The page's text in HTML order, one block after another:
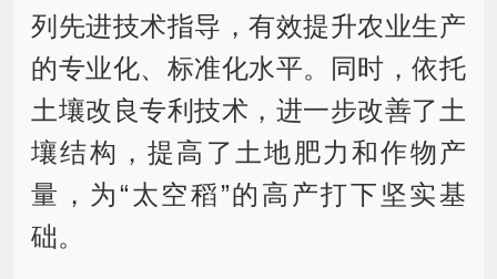
列先进技术指导，有效提升农业生产
的专业化、标准化水平。同时，依托
土壤改良专利技术，进一步改善了土
壤结构，提高了土地肥力和作物产
量，为“太空稻”的高产打下坚实基
础。